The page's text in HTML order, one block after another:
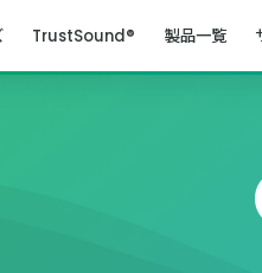
TrustSound® 製品一覧